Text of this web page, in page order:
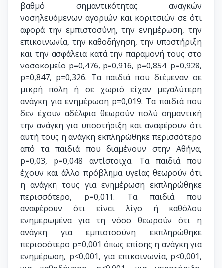
βαθμό σημαντικότητας αναγκών
νοσηλευόμενων αγοριών και κοριτσιών σε ότι
αφορά την εμπιστοσύνη, την ενημέρωση, την
επικοινωνία, την καθοδήγηση, την υποστήριξη
και την ασφάλεια κατά την παραμονή τους στο
νοσοκομείο p=0,476, p=0,916, p=0,854, p=0,928,
p=0,847, p=0,326. Τα παιδιά που διέμεναν σε
μικρή πόλη ή σε χωριό είχαν μεγαλύτερη
ανάγκη για ενημέρωση p=0,019. Τα παιδιά που
δεν έχουν αδέλφια θεωρούν πολύ σημαντική
την ανάγκη για υποστήριξη και αναφέρουν ότι
αυτή τους η ανάγκη εκπληρώθηκε περισσότερο
από τα παιδιά που διαμένουν στην Αθήνα,
p=0,03, p=0,048 αντίστοιχα. Τα παιδιά που
έχουν και άλλο πρόβλημα υγείας θεωρούν ότι
η ανάγκη τους για ενημέρωση εκπληρώθηκε
περισσότερο, p=0,011. Τα παιδιά που
αναφέρουν ότι είναι λίγο ή καθόλου
ενημερωμένα για τη νόσο θεωρούν ότι η
ανάγκη για εμπιστοσύνη εκπληρώθηκε
περισσότερο p=0,001 όπως επίσης η ανάγκη για
ενημέρωση, p<0,001, για επικοινωνία, p<0,001,